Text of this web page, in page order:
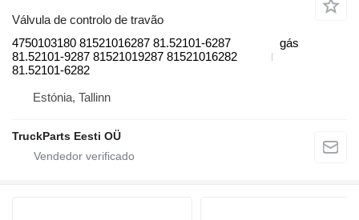
Válvula de controlo de travão
4750103180 81521016287 81.52101-6287
81.52101-9287 81521019287 81521016282
81.52101-6282
gás
Estónia, Tallinn
TruckParts Eesti OÜ